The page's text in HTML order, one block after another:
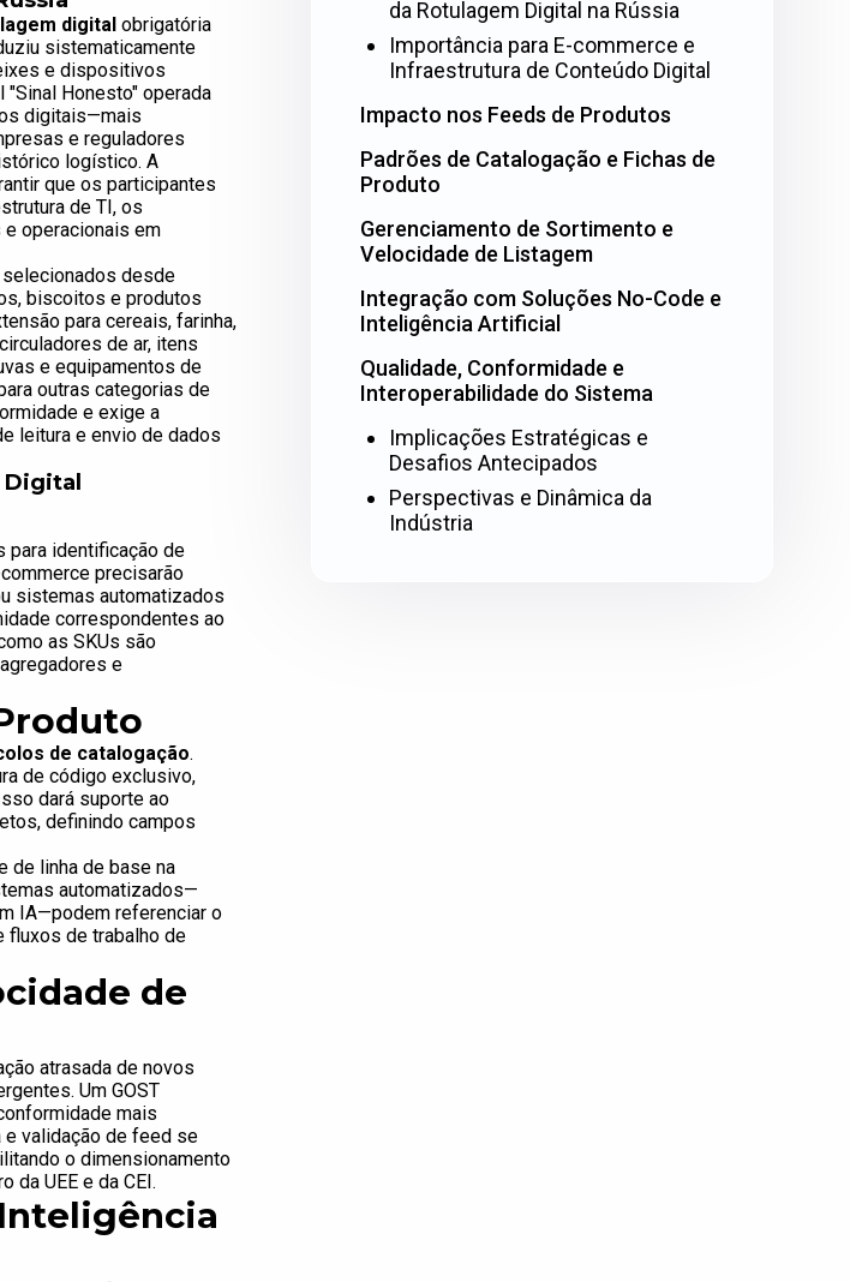
digital obrigatória
sistematicamente
e dispositivos
Honesto" operada
digitais—mais
e reguladores
logístico. A
que os participantes
de TI, os
operacionais em
desde
biscoitos e produtos
para cereais, farinha,
de ar, itens
e equipamentos de
outras categorias de
e exige a
leitura e envio de dados
Digital
para identificação de
precisarão
sistemas automatizados
correspondentes ao
as SKUs são
e
de catalogação.
de código exclusivo,
dará suporte ao
definindo campos
de linha de base na
automatizados—
IA—podem referenciar o
fluxos de trabalho de
de
atrasada de novos
Um GOST
mais
validação de feed se
o dimensionamento
UEE e da CEI.
da Rotulagem Digital na Rússia
Importância para E-commerce e
Infraestrutura de Conteúdo Digital
Impacto nos Feeds de Produtos
Padrões de Catalogação e Fichas de
Produto
Gerenciamento de Sortimento e
Velocidade de Listagem
Integração com Soluções No-Code e
Inteligência Artificial
Qualidade, Conformidade e
Interoperabilidade do Sistema
Implicações Estratégicas e
Desafios Antecipados
Perspectivas e Dinâmica da
Indústria